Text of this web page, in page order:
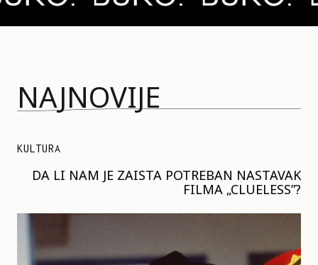
NAJNOVIJE
KULTURA
DA LI NAM JE ZAISTA POTREBAN NASTAVAK
FILMA „CLUELESS”?